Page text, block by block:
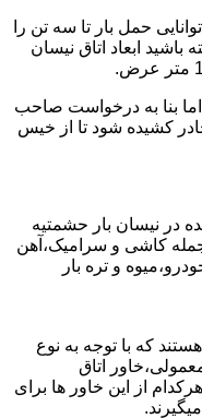
2 تن است اما توانایی حمل بار تا سه تن را
باشید ابعاد اتاق نیسان
بنا به درخواست صاحب
کشیده شود تا از خیس
در نیسان بار حشمتیه
جمله کاشی و سرامیک،آهن
و تره بار
که با توجه به نوع
اتاق
از این خاور ها برای